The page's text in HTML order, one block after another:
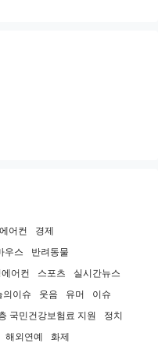
어컨
경제
우스
반려동물
어컨 스포츠
실시간뉴스
의이슈 웃음 유머
이슈
국민건강보험료 지원
정치
해외연예 화제